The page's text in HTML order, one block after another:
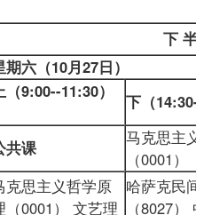
下 半
期六（10月27日）
（9:00--11:30）
下（14:30-
共课
马克思主义
（0001）
克思主义哲学原
（0001） 文艺理
哈萨克民间
（8027）